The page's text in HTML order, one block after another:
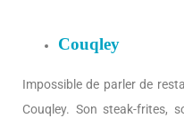
Couqley
Impossible de parler de
Couqley. Son steak-frites,